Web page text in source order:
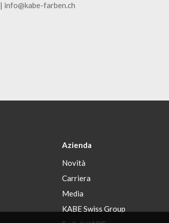
| info@kabe-farben.ch
Azienda
Novità
Carriera
Media
KABE Swiss Group